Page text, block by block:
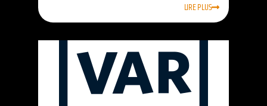
LIRE PLUS